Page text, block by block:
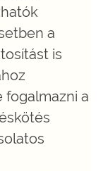
a
is
fogalmazni a